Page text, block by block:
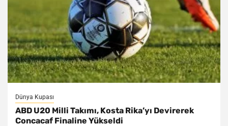
Dünya Kupası
ABD U20 Milli Takımı, Kosta Rika’yı Devirerek
Concacaf Finaline Yükseldi